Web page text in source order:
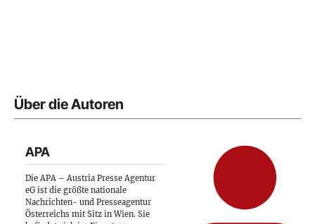
Über die Autoren
APA
Die APA – Austria Presse Agentur
eG ist die größte nationale
Nachrichten- und Presseagentur
Österreichs mit Sitz in Wien. Sie